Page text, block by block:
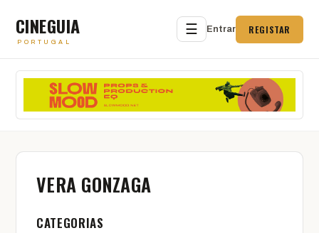
CINEGUIA
PORTUGAL
☰ Entrar REGISTAR
VERA GONZAGA
CATEGORIAS